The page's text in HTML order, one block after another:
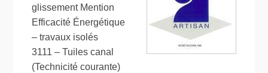
glissement Mention
Efficacité Énergétique
– travaux isolés
3111 – Tuiles canal
(Technicité courante)